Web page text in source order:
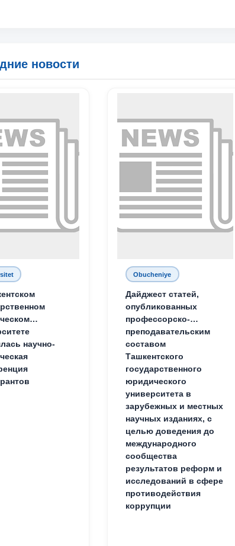
новости
научно-
Obucheniye
Дайджест статей,
опубликованных
профессорско-
преподавательским
составом
Ташкентского
государственного
юридического
университета в
зарубежных и местных
научных изданиях, с
целью доведения до
международного
сообщества
результатов реформ и
исследований в сфере
противодействия
коррупции